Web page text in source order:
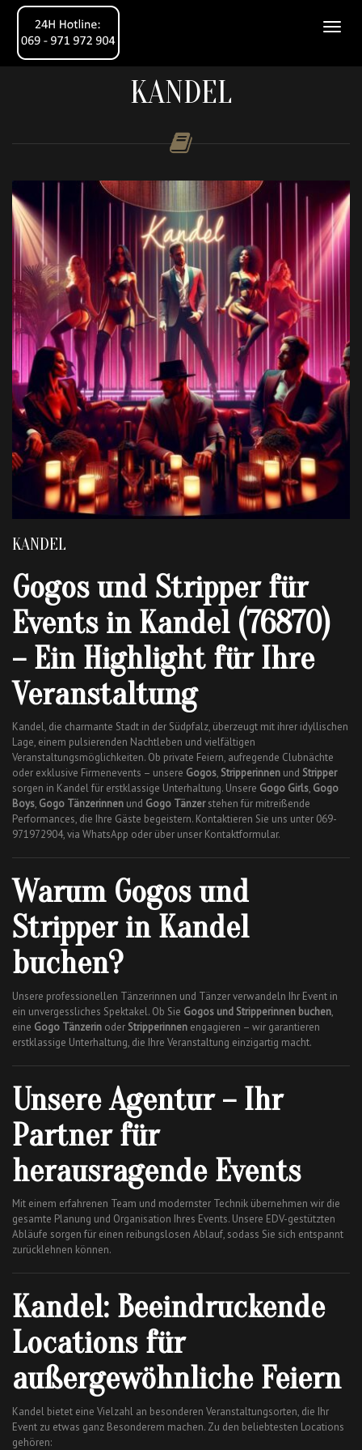
KANDEL
KANDEL
Gogos und Stripper für
Events in Kandel (76870)
– Ein Highlight für Ihre
Veranstaltung
Kandel, die charmante Stadt in der Südpfalz, überzeugt mit ihrer idyllischen
Lage, einem pulsierenden Nachtleben und vielfältigen
Veranstaltungsmöglichkeiten. Ob private Feiern, aufregende Clubnächte
oder exklusive Firmenevents – unsere Gogos, Stripperinnen und Stripper
sorgen in Kandel für erstklassige Unterhaltung. Unsere Gogo Girls, Gogo
Boys, Gogo Tänzerinnen und Gogo Tänzerstehen für mitreißende
Performances, die Ihre Gäste begeistern. Kontaktieren Sie uns unter 069-
971972904, via WhatsApp oder über unser Kontaktformular.
Warum Gogos und
Stripper in Kandel
buchen?
Unsere professionellen Tänzerinnen und Tänzer verwandeln Ihr Event in
ein unvergessliches Spektakel. Ob Sie Gogos und Stripperinnen buchen,
eine Gogo Tänzerin oder Stripperinnen engagieren – wir garantieren
erstklassige Unterhaltung, die Ihre Veranstaltung einzigartig macht.
Unsere Agentur – Ihr
Partner für
herausragende Events
Mit einem erfahrenen Team und modernster Technik übernehmen wir die
gesamte Planung und Organisation Ihres Events. Unsere EDV-gestützten
Abläufe sorgen für einen reibungslosen Ablauf, sodass Sie sich entspannt
zurücklehnen können.
Kandel: Beeindruckende
Locations für
außergewöhnliche Feiern
Kandel bietet eine Vielzahl an besonderen Veranstaltungsorten, die Ihr
Event zu etwas ganz Besonderem machen. Zu den beliebtesten Locations
gehören: